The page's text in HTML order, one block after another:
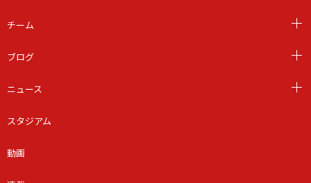
チーム
ブログ
ニュース
スタジアム
動画